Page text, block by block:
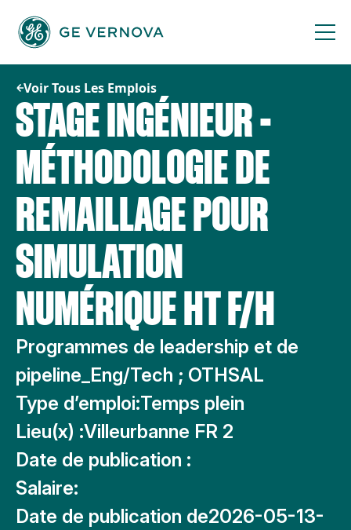
contenu
Voir Tous Les Emplois
STAGE INGÉNIEUR -
MÉTHODOLOGIE DE
REMAILLAGE POUR
SIMULATION
NUMÉRIQUE HT F/H
Programmes de leadership et de
pipeline_Eng/Tech ; OTHSAL
Type d’emploi:Temps plein
Lieu(x) :Villeurbanne FR 2
Date de publication :
Salaire:
Date de publication de2026-05-13-